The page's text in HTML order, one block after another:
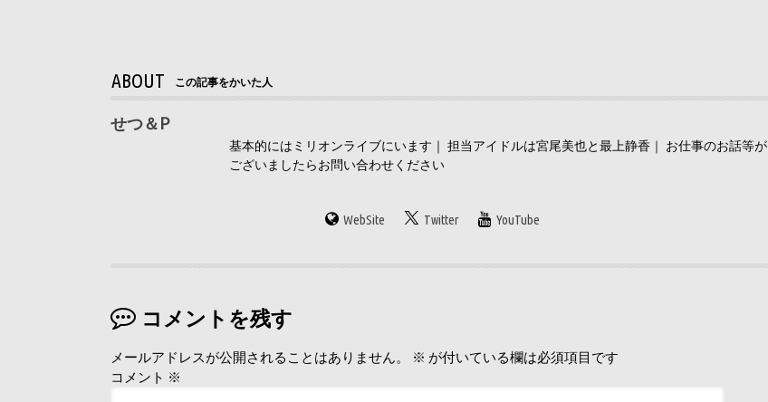
ABOUT この記事をかいた人
せつ＆P
基本的にはミリオンライブにいます｜ 担当アイドルは宮尾美也と最上静香｜ お仕事のお話等が
ございましたらお問い合わせください
WebSite Twitter YouTube
コメントを残す
メールアドレスが公開されることはありません。 ※ が付いている欄は必須項目です
コメント ※